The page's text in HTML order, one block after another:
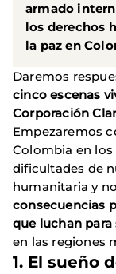
armado
los derechos
la paz en
Daremos
cinco escenas
Corporación
Empezaremos
Colombia en
dificultades de
humanitaria y
consecuencias
que luchan para
en las regiones
1. El sueño